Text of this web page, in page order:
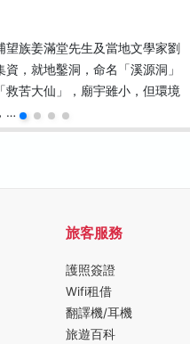
望族姜滿堂先生及當地文學家劉
，就地鑿洞，命名「溪源洞」
救苦大仙」，廟宇雖小，但環境
…
旅客服務
護照簽證
Wifi租借
翻譯機/耳機
旅遊百科